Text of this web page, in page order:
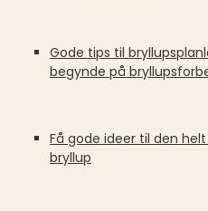
Gode tips til
begynde på
Få gode ideer til den
bryllup